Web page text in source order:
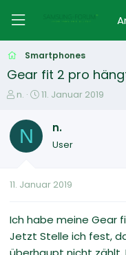
Smartphones
Gear fit 2 pro
E
s
e
e
n.
E
t
t
m
11. Januar 2019
N n.
User
11. Januar 2019
Ich habe meine Gear
Jetzt Stelle ich fest,